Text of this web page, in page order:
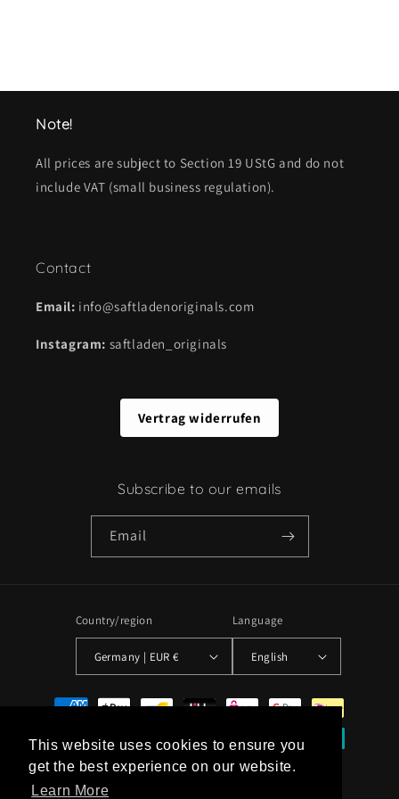
This website uses cookies to ensure you
get the best experience on our website.
Learn More
This website uses cookies to ensure you
get the best experience on our website.
Learn More
Note!
All prices are subject to Section 19 UStG and do not
include VAT (small business regulation).
Contact
Email: info@saftladenoriginals.com
Instagram: saftladen_originals
Vertrag widerrufen
Subscribe to our emails
Email
Country/region
Germany | EUR €
Language
English
Payment